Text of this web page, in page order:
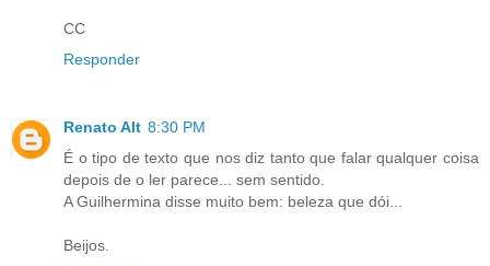
CC
Responder
Renato Alt 8:30 PM
É o tipo de texto que nos diz tanto que falar qualquer coisa
depois de o ler parece... sem sentido.
A Guilhermina disse muito bem: beleza que dói...
Beijos.